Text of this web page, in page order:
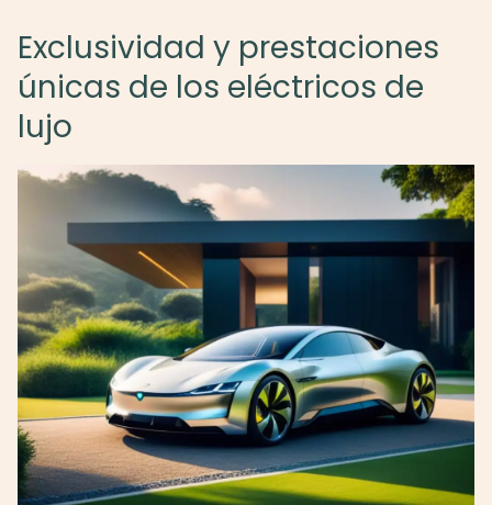
Exclusividad y prestaciones
únicas de los eléctricos de
lujo